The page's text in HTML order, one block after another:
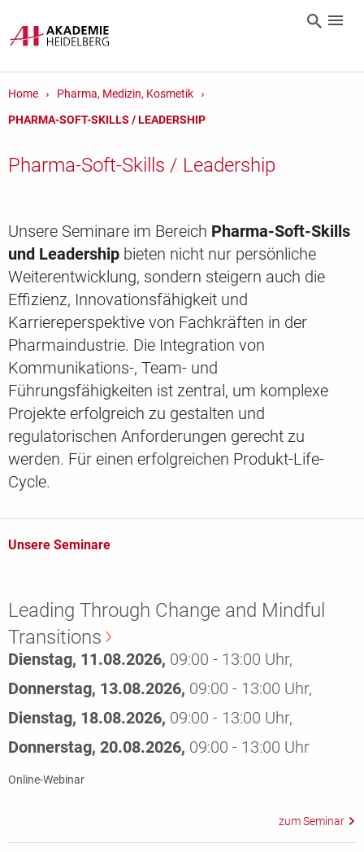
Home
Pharma, Medizin, Kosmetik
PHARMA-SOFT-SKILLS / LEADERSHIP
Pharma-Soft-Skills / Leadership
Unsere Seminare im Bereich Pharma-Soft-Skills
und Leadership bieten nicht nur persönliche
Weiterentwicklung, sondern steigern auch die
Effizienz, Innovationsfähigkeit und
Karriereperspektive von Fachkräften in der
Pharmaindustrie. Die Integration von
Kommunikations-, Team- und
Führungsfähigkeiten ist zentral, um komplexe
Projekte erfolgreich zu gestalten und
regulatorischen Anforderungen gerecht zu
werden. Für einen erfolgreichen Produkt-Life-
Cycle.
Unsere Seminare
Leading Through Change and Mindful
Transitions
Dienstag, 11.08.2026, 09:00 - 13:00 Uhr,
Donnerstag, 13.08.2026, 09:00 - 13:00 Uhr,
Dienstag, 18.08.2026, 09:00 - 13:00 Uhr,
Donnerstag, 20.08.2026, 09:00 - 13:00 Uhr
Online-Webinar